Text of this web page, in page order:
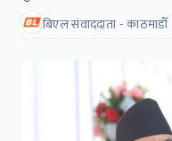
बिएल संवाददाता - काठमाडाैँ